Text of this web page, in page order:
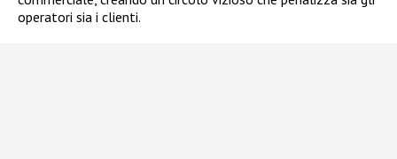
operatori sia i clienti.